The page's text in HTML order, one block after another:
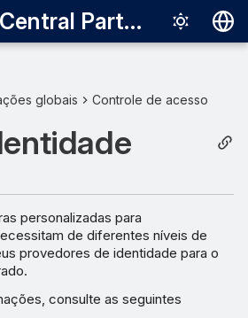
Sophos Central Partner
English
Italiano
한국어
globais Controle de acesso
personalizadas para
de diferentes níveis de
provedores de identidade para o
consulte as seguintes